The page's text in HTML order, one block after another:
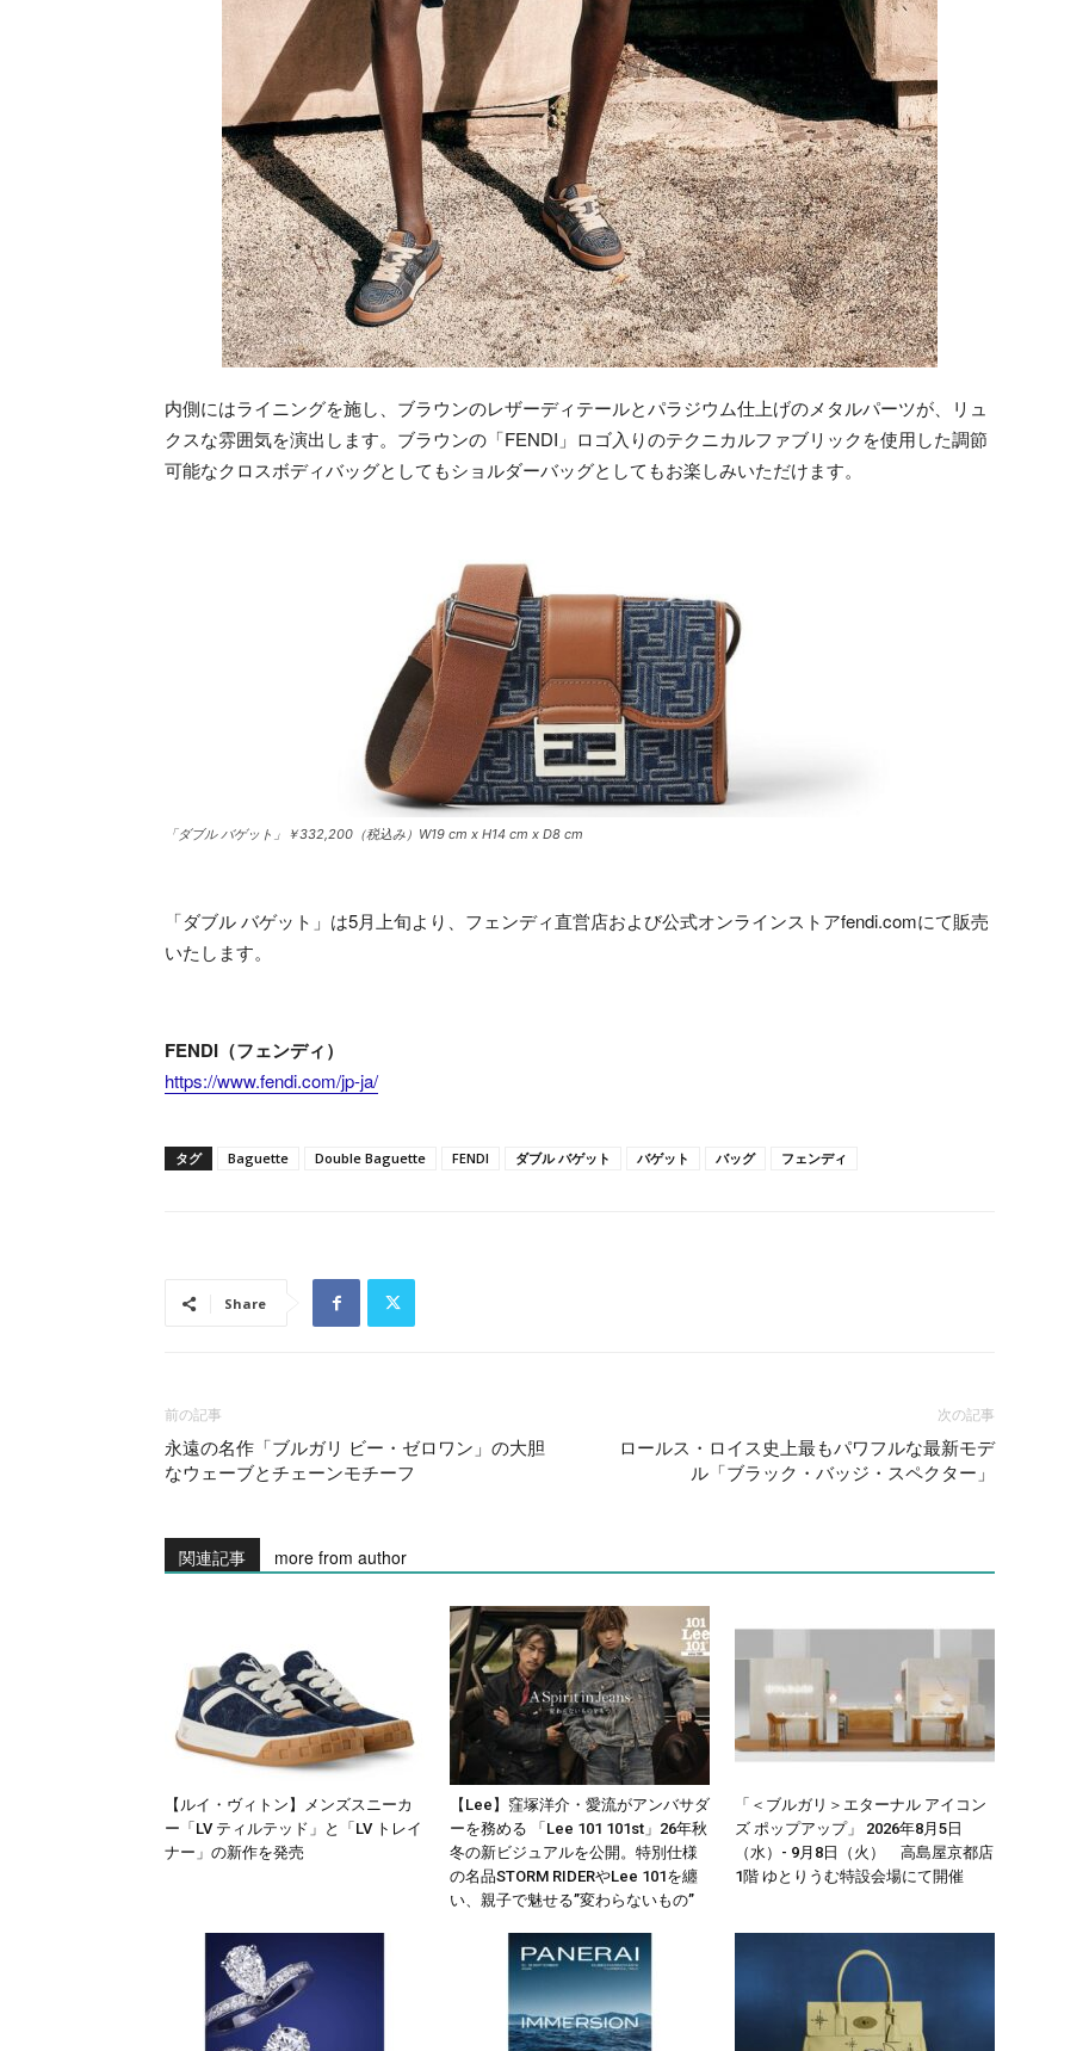
内側にはライニングを施し、ブラウンのレザーディテールとパラジウム仕上げのメタルパーツが、リュ
クスな雰囲気を演出します。ブラウンの「FENDI」ロゴ入りのテクニカルファブリックを使用した調節
可能なクロスボディバッグとしてもショルダーバッグとしてもお楽しみいただけます。
「ダブル バゲット」￥332,200（税込み）W19 cm x H14 cm x D8 cm
「ダブル バゲット」は5月上旬より、フェンディ直営店および公式オンラインストアfendi.comにて販売
いたします。
FENDI（フェンディ）
https://www.fendi.com/jp-ja/
タグ Baguette Double Baguette FENDI ダブル バゲット バゲット バッグ フェンディ
Share
前の記事
永遠の名作「ブルガリ ビー・ゼロワン」の大胆
なウェーブとチェーンモチーフ
次の記事
ロールス・ロイス史上最もパワフルな最新モデ
ル「ブラック・バッジ・スペクター」
関連記事 more from author
【ルイ・ヴィトン】メンズスニーカ
ー「LV ティルテッド」と「LV トレイ
ナー」の新作を発売
【Lee】窪塚洋介・愛流がアンバサダ
ーを務める 「Lee 101 101st」26年秋
冬の新ビジュアルを公開。特別仕様
の名品STORM RIDERやLee 101を纏
い、親子で魅せる”変わらないもの”
「＜ブルガリ＞エターナル アイコン
ズ ポップアップ」 2026年8月5日
（水）- 9月8日（火） 高島屋京都店
1階 ゆとりうむ特設会場にて開催